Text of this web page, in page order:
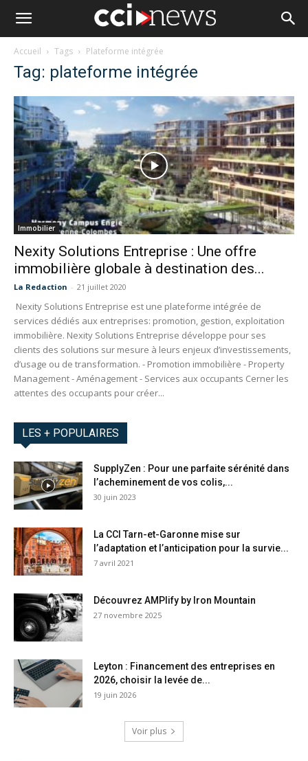
Accueil Tags Plateforme intégrée
Tag: plateforme intégrée
Immobilier
Nexity Solutions Entreprise : Une offre
immobilière globale à destination des...
La Redaction - 21 juillet 2020
Nexity Solutions Entreprise est une plateforme intégrée de
services dédiés aux entreprises: promotion, gestion, exploitation
immobilière. Nexity Solutions Entreprise développe pour ses
clients des solutions sur mesure à leurs enjeux d’investissements,
d’usage ou de transformation. - Promotion immobilière - Property
Management - Aménagement - Services aux occupants Cerner les
attentes des occupants pour créer...
LES + POPULAIRES
SupplyZen : Pour une parfaite sérénité dans
l’acheminement de vos colis,...
30 juin 2023
La CCI Tarn-et-Garonne mise sur
l’adaptation et l’anticipation pour la survie...
7 avril 2021
Découvrez AMPlify by Iron Mountain
27 novembre 2025
Leyton : Financement des entreprises en
2026, choisir la levée de...
19 juin 2026
Voir plus